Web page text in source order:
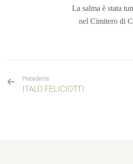
La salma è stata
nel Cimitero di
Precedente
ITALO FELICIOTTI